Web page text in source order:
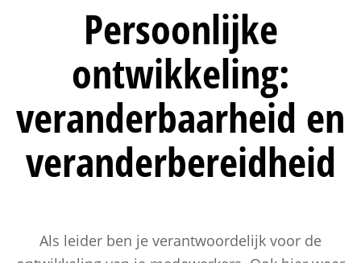
Persoonlijke
ontwikkeling:
veranderbaarheid en
veranderbereidheid
Als leider ben je verantwoordelijk voor de